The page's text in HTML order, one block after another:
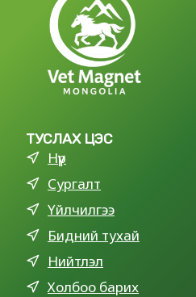
ТУСЛАХ ЦЭС
Нүүр
Сургалт
Үйлчилгээ
Бидний тухай
Нийтлэл
Холбоо барих